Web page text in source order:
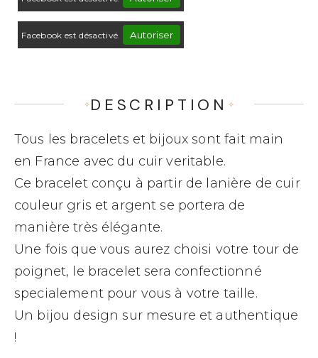
Facebook est désactivé. Autoriser
DESCRIPTION
Tous les bracelets et bijoux sont fait main
en France avec du cuir veritable.
Ce bracelet conçu à partir de lanière de cuir
couleur gris et argent se portera de
manière très élégante.
Une fois que vous aurez choisi votre tour de
poignet, le bracelet sera confectionné
specialement pour vous à votre taille.
Un bijou design sur mesure et authentique
!